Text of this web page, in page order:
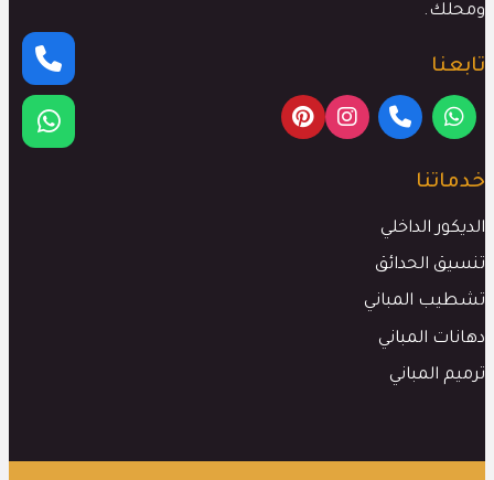
ومحلك.
تابعنا
خدماتنا
الديكور الداخلي
تنسيق الحدائق
تشطيب المباني
دهانات المباني
ترميم المباني